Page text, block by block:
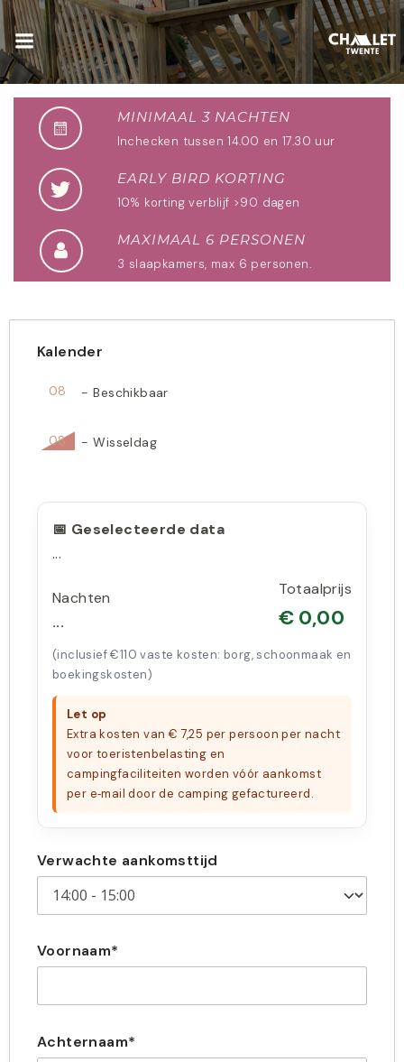
MINIMAAL 3 NACHTEN
Inchecken tussen 14.00 en 17.30 uur
EARLY BIRD KORTING
10% korting verblijf >90 dagen
MAXIMAAL 6 PERSONEN
3 slaapkamers, max 6 personen.
Kalender
08 - Beschikbaar
08 - Wisseldag
📅 Geselecteerde data
...
Nachten
...
Totaalprijs
€ 0,00
(inclusief €110 vaste kosten: borg, schoonmaak en
boekingskosten)
Let op
Extra kosten van € 7,25 per persoon per nacht
voor toeristenbelasting en
campingfaciliteiten worden vóór aankomst
per e‑mail door de camping gefactureerd.
Verwachte aankomsttijd
Voornaam*
Achternaam*